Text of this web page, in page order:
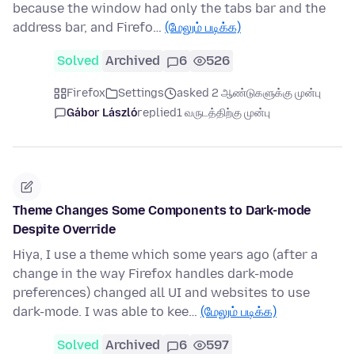
because the window had only the tabs bar and the
address bar, and Firefo… (மேலும் படிக்க)
Solved Archived 6 526
Firefox Settings
asked 2 ஆண்டுகளுக்கு முன்பு
Gábor Lászlóreplied1 வருடத்திற்கு முன்பு
Theme Changes Some Components to Dark-mode
Despite Override
Hiya, I use a theme which some years ago (after a
change in the way Firefox handles dark-mode
preferences) changed all UI and websites to use
dark-mode. I was able to kee… (மேலும் படிக்க)
Solved Archived 6 597